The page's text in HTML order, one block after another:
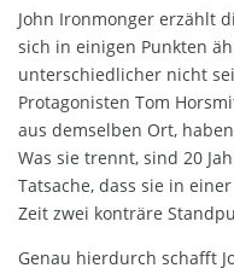
John Ironmonger erzählt
sich in einigen Punkten
unterschiedlicher nicht
Protagonisten Tom
aus demselben Ort,
Was sie trennt, sind 20
Tatsache, dass sie in
Zeit zwei konträre
Genau hierdurch schafft